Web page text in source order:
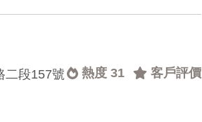
熱度 31 客戶評價
二段157號